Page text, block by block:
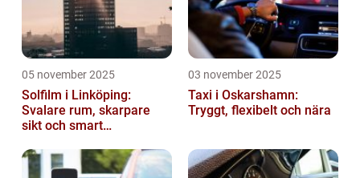
05 november 2025
Solfilm i Linköping:
Svalare rum, skarpare
sikt och smart
03 november 2025
Taxi i Oskarshamn:
Tryggt, flexibelt och nära